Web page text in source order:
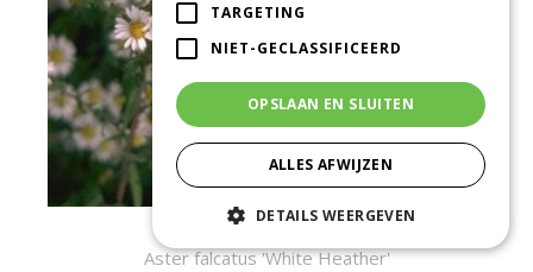
Aster falcatus 'White Heather'
TARGETING
NIET-GECLASSIFICEERD
OPSLAAN EN SLUITEN
ALLES AFWIJZEN
DETAILS WEERGEVEN